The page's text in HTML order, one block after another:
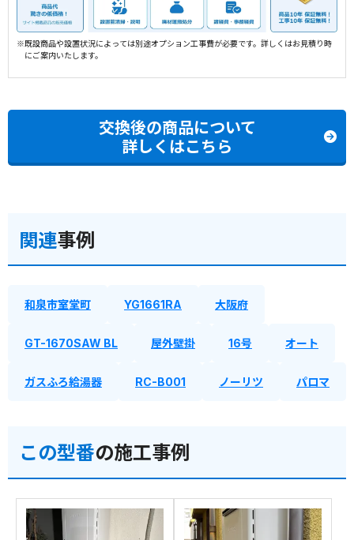
※既設商品や設置状況によっては別途オプション工事費が必要です。詳しくはお見積り時
にご案内いたします。
交換後の商品について
詳しくはこちら
関連事例
和泉市室堂町 YG1661RA 大阪府
GT-1670SAW BL 屋外壁掛 16号 オート
ガスふろ給湯器 RC-B001 ノーリツ パロマ
この型番の施工事例